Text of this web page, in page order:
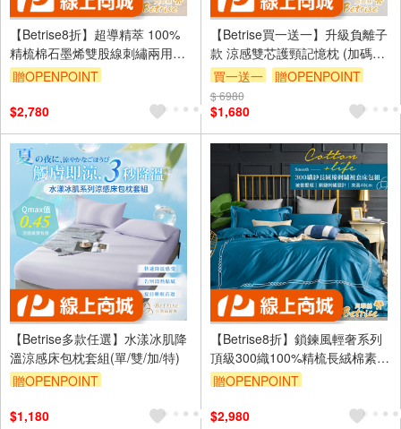
【Betrise8折】超導精萃 100%
精梳棉石墨烯雙股線刺繡兩用被
床包組(單/雙/加/特)
贈OPENPOINT
$2,780
【Betrise買一送一】升級負離子
款 涼感雙芯護頸記憶枕 (加碼在
送天絲枕套乙對)
買一送一
贈OPENPOINT
訂單滿1999享9折
$ 6980
$1,680
【Betrise多款任選】水漾冰肌降
溫涼感床包枕套組(單/雙/加/特)
贈OPENPOINT
$1,180
【Betrise8折】鎖鍊風輕奢系列
頂級300織100%精梳長絨棉素色
刺繡四件式被套床包組(雙/加)
贈OPENPOINT
$2,980